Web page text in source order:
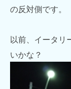
の反対側です。
以前、イータリ
いかな？